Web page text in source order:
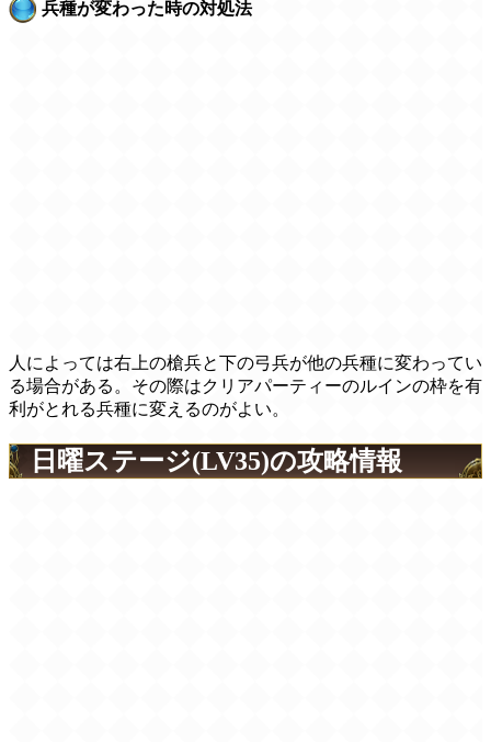
兵種が変わった時の対処法
人によっては右上の槍兵と下の弓兵が他の兵種に変わってい
る場合がある。その際はクリアパーティーのルインの枠を有
利がとれる兵種に変えるのがよい。
日曜ステージ(LV35)の攻略情報